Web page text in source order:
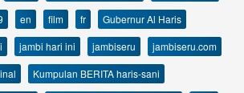
en film fr
Gubernur Al Haris
jambi hari ini jambiseru
jambiseru.com
Kumpulan BERITA haris-sani